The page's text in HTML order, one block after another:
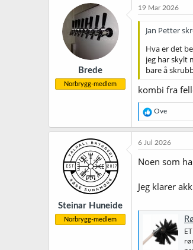
Brede
Norbrygg-medlem
19 Mar 2026
Jan Petter
Hva er det
jeg har skylt
bare å
kombi fra
R
e
a
k
o
e
Ove
Steinar Huneide
Norbrygg-medlem
6 Jul 2026
Noen som
Jeg klarer